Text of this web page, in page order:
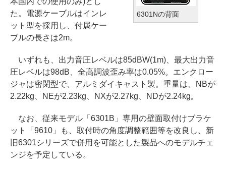
6301Nの背面
た。電源ケーブルはインレ
ット型を採用し、付属ケー
ブルの長さは2m。
いずれも、出力音圧レベルは85dBW(1m)、最大出力音
圧レベルは98dB、全高調波歪み率は0.05%。エンクロー
ジャは密閉型で、アルミダイキャスト製。重量は、NBが
2.22kg、NEが2.23kg、NXが2.27kg、NDが2.24kg。
なお、従来モデル「6301B」専用の壁面取付けブラケ
ット「9610」も、取付時の角度調整範囲等を改良し、新
旧6301シリーズで併用を可能とした製品へのモデルチェ
ンジを予定している。